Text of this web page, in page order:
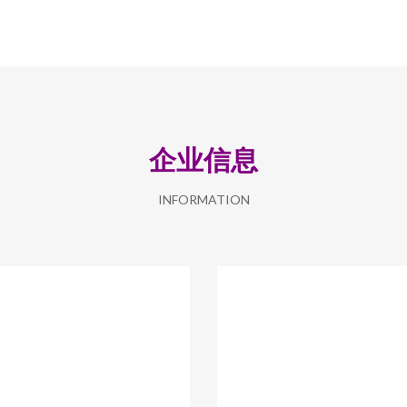
企业信息
INFORMATION